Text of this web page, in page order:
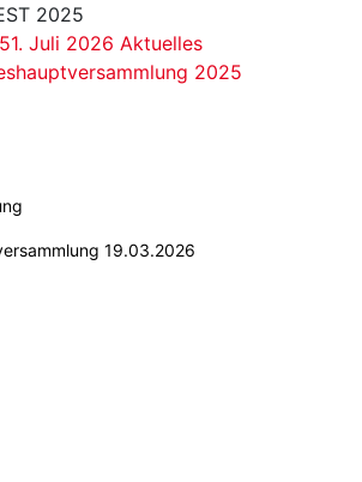
2025
1. Juli 2026 Aktuelles
2025
19.03.2026